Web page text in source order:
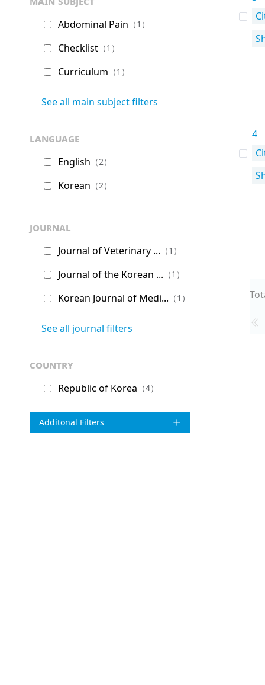
Abdominal Pain （1）
Checklist （1）
Curriculum （1）
See all main subject filters
language
English （2）
Korean （2）
journal
Journal of Veterinary ... （1）
Journal of the Korean ... （1）
Korean Journal of Medi... （1）
See all journal filters
country
Republic of Korea （4）
Additonal Filters
4